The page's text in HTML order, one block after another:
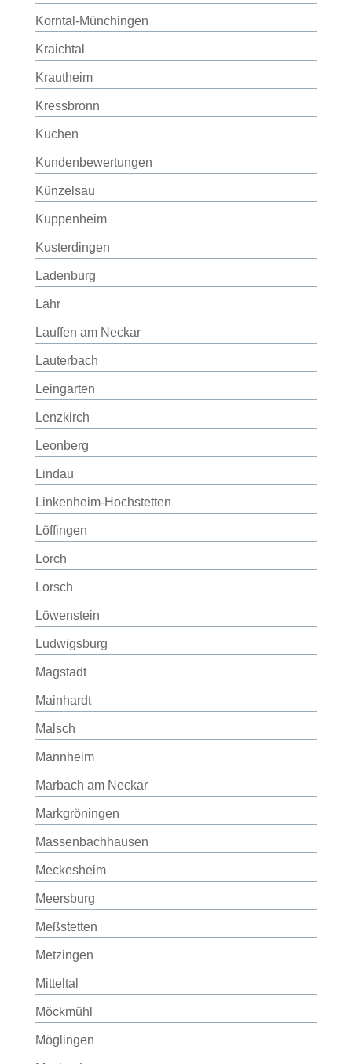
Korntal-Münchingen
Kraichtal
Krautheim
Kressbronn
Kuchen
Kundenbewertungen
Künzelsau
Kuppenheim
Kusterdingen
Ladenburg
Lahr
Lauffen am Neckar
Lauterbach
Leingarten
Lenzkirch
Leonberg
Lindau
Linkenheim-Hochstetten
Löffingen
Lorch
Lorsch
Löwenstein
Ludwigsburg
Magstadt
Mainhardt
Malsch
Mannheim
Marbach am Neckar
Markgröningen
Massenbachhausen
Meckesheim
Meersburg
Meßstetten
Metzingen
Mitteltal
Möckmühl
Möglingen